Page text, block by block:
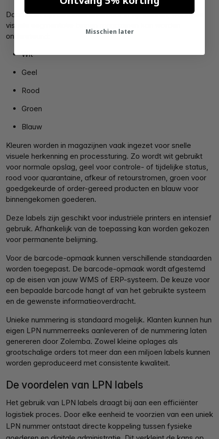
Daarnaast zijn de labels leverbaar in vijf kleuren, waarmee
visuele segmentatie binnen magazijnen kan worden
ondersteund:
Wit
Geel
Rood
Groen
Blauw
Kleuren worden in magazijnen vaak ingezet voor snelle
visuele herkenning en processturing. Zo wordt wit gebruikt
voor normale opslag, geel voor controle- of tijdelijke status,
rood voor quarantaine, afkeur of retourstromen, groen voor
goedgekeurde of order-gereed producten en blauw voor
binnengekomen goederen.
Deze labels zijn geschikt voor industriële printers en intensief
gebruik. Afhankelijk van de toepassing kan worden gekozen
voor permanente belijming.
Voor de barcode-opmaak kunnen verschillende standaarden
worden toegepast. De barcode-opmaak wordt afgestemd
op de eisen van jouw WMS of ERP-systeem. De keuze voor
een bepaalde barcode hangt af van het gebruikte systeem
en de gewenste informatieoverdracht.
Unieke nummering is standaard mogelijk. Klanten kunnen hun
eigen LPN nummerreeks aanleveren of de nummering laten
genereren door Zolemba. Zowel kleine oplages als
grootschalige orders tot meer dan een miljoen labels kunnen
worden geproduceerd met consistente kwaliteit.
De voordelen van LPN labels
Het gebruik van LPN labels draagt bij aan een efficiënter
logistiek proces. Door elke eenheid te voorzien van een uniek
LPN nummer ontstaat directe koppeling tussen fysieke
Misschien later